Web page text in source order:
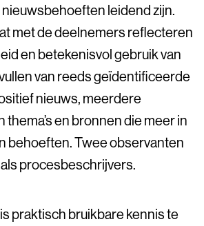
leidend zijn.
met de deelnemers reflecteren
en betekenisvol gebruik van
van reeds geïdentificeerde
nieuws, meerdere
en bronnen die meer in
behoeften. Twee observanten
procesbeschrijvers.
praktisch bruikbare kennis te